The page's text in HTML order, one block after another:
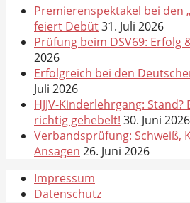
Premierenspektakel bei den
feiert Debüt31. Juli 2026
Prüfung beim DSV69: Erfolg
2026
Erfolgreich bei den
Juli 2026
HJJV-Kinderlehrgang:
richtig gehebelt! 30. Juni 2026
Verbandsprüfung: Schweiß,
Ansagen 26. Juni 2026
Impressum
Datenschutz